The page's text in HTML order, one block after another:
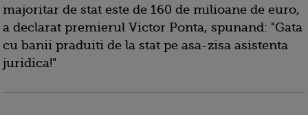
majoritar de stat este de 160 de milioane de euro,
a declarat premierul Victor Ponta, spunand: "Gata
cu banii praduiti de la stat pe asa-zisa asistenta
juridica!"